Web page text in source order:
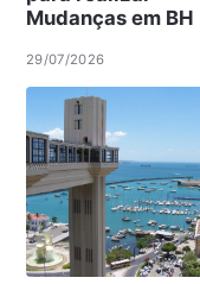
Mudanças em BH
29/07/2026